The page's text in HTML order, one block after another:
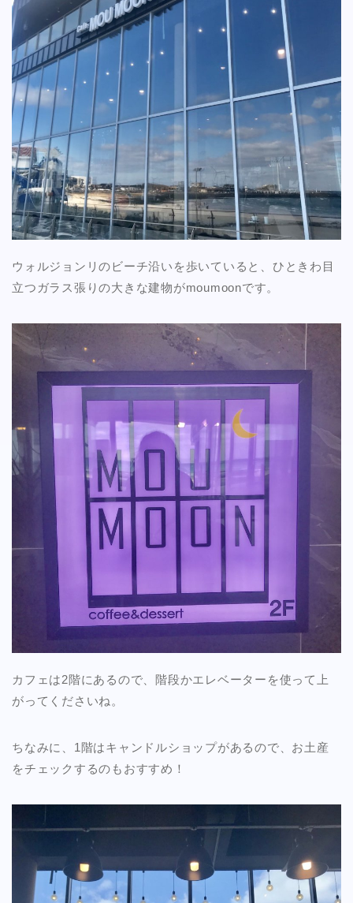
ウォルジョンリのビーチ沿いを歩いていると、ひときわ目
立つガラス張りの大きな建物がmoumoonです。
カフェは2階にあるので、階段かエレベーターを使って上
がってくださいね。
ちなみに、1階はキャンドルショップがあるので、お土産
をチェックするのもおすすめ！